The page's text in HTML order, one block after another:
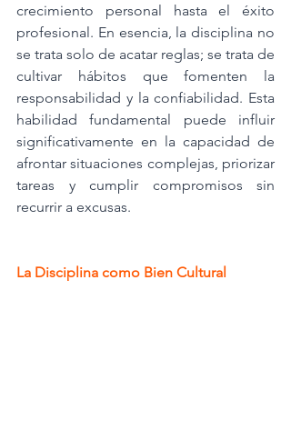
crecimiento personal hasta el éxito
profesional. En esencia, la disciplina no
se trata solo de acatar reglas; se trata de
cultivar hábitos que fomenten la
responsabilidad y la confiabilidad. Esta
habilidad fundamental puede influir
significativamente en la capacidad de
afrontar situaciones complejas, priorizar
tareas y cumplir compromisos sin
recurrir a excusas.
La Disciplina como Bien Cultural